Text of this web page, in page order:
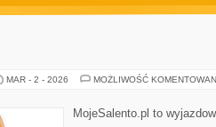
MAR - 2 - 2026 MOŻLIWOŚĆ
MojeSalento.pl to